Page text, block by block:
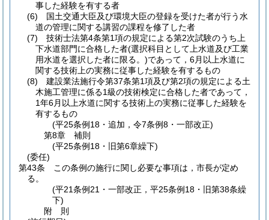
事した経験を有する者
(6)
国土交通大臣及び環境大臣の登録を受けた者が行う水
道の管理に関する講習の課程を修了した者
(7)
技術士法第4条第1項の規定による第2次試験のうち上
下水道部門に合格した者(選択科目として上水道及び工業
用水道を選択した者に限る。)であって，6月以上水道に
関する技術上の実務に従事した経験を有するもの
(8)
建設業法施行令第37条第1項及び第2項の規定による土
木施工管理に係る1級の技術検定に合格した者であって，
1年6月以上水道に関する技術上の実務に従事した経験を
有するもの
(平25条例18・追加，令7条例8・一部改正)
第8章
補則
(平25条例18・旧第6章繰下)
(委任)
第43条
この条例の施行に関し必要な事項は，市長が定め
る。
(平21条例21・一部改正，平25条例18・旧第38条繰
下)
附 則